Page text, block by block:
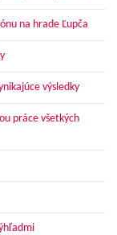
na hrade Ľupča
výsledky
práce všetkých